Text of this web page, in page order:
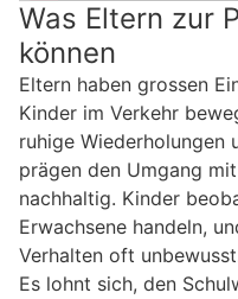
Was Eltern zur
können
Eltern haben grossen
Kinder im Verkehr
ruhige Wiederholungen
prägen den Umgang
nachhaltig. Kinder
Erwachsene handeln,
Verhalten oft
Es lohnt sich, den